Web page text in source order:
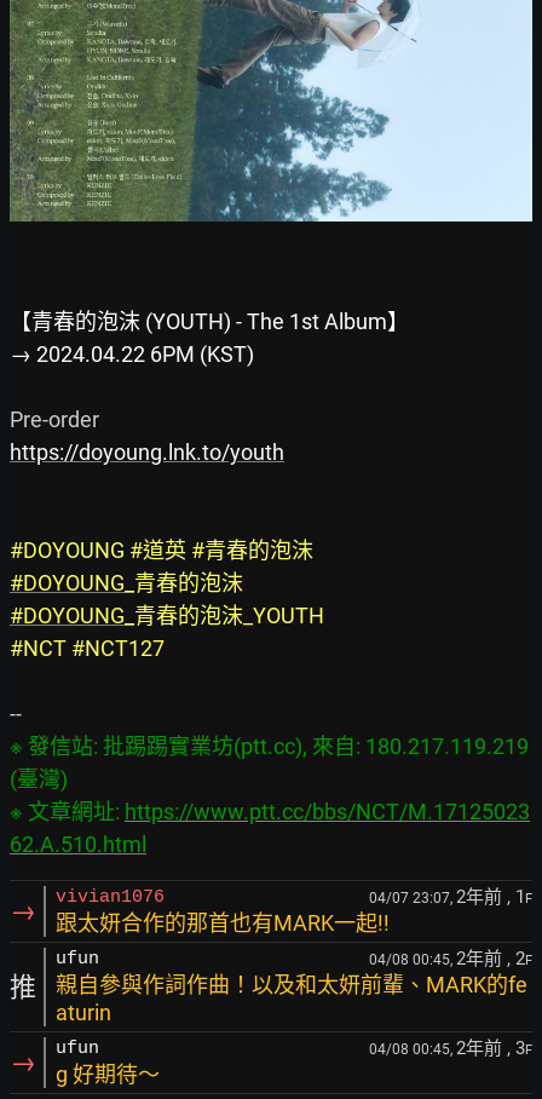
【青春的泡沫 (YOUTH) - The 1st Album】
→ 2024.04.22 6PM (KST)
https://doyoung.lnk.to/youth
#DOYOUNG #道英 #青春的泡沫
#DOYOUNG_ 青春的泡沫
#DOYOUNG_ 青春的泡沫_YOUTH
#NCT #NCT127
※ 發信站: 批踢踢實業坊(ptt.cc), 來自: 180.217.119.219
(臺灣)
※ 文章網址: https://www.ptt.cc/bbs/NCT/M.17125023
62.A.510.html
→ vivian1076 04/07 23:07, 2年前 , 1 F
跟太妍合作的那首也有MARK一起!!
推
ufun 04/08 00:45, 2年前 , 2F
親自參與作詞作曲！以及和太妍前輩、MARK的fe
aturin
→ ufun 04/08 00:45, 2年前 , 3F
g 好期待～